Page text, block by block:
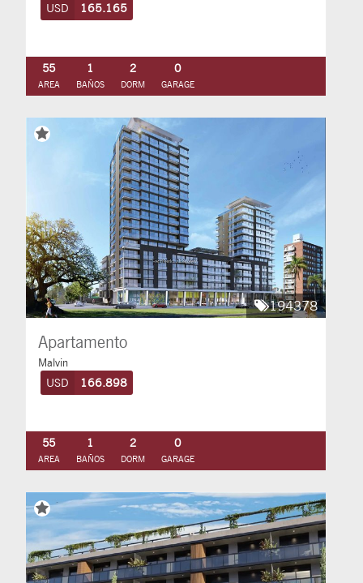
USD 165.165
55
AREA
1
BAÑOS
2
DORM
0
GARAGE
194378
Apartamento
Malvin
USD 166.898
55
AREA
1
BAÑOS
2
DORM
0
GARAGE